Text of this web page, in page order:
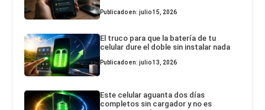
Publicado en: julio 15, 2026
El truco para que la batería de tu
celular dure el doble sin instalar nada
Publicado en: julio 13, 2026
Este celular aguanta dos días
completos sin cargador y no es